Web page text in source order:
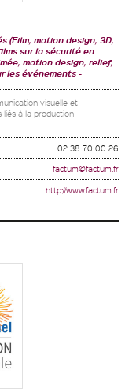
(Film, motion design, 3D,
sur la sécurité en
motion design, relief,
les événements
visuelle et
liés à la production
02 38 70 00 26
factum@factum.fr
http://www.factum.fr